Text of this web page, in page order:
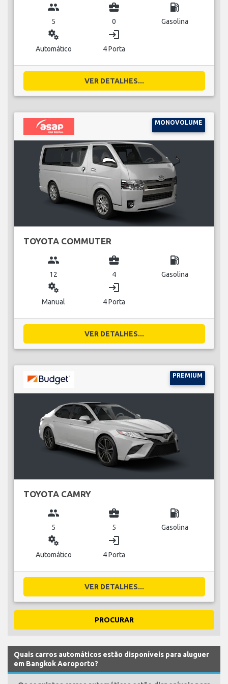
group
5
business_center
0
local_gas_station
Gasolina
miscellaneous_services
Automático
login
4 Porta
VER DETALHES...
MONOVOLUME
TOYOTA COMMUTER
group
12
business_center
4
local_gas_station
Gasolina
miscellaneous_services
Manual
login
4 Porta
VER DETALHES...
PREMIUM
TOYOTA CAMRY
group
5
business_center
5
local_gas_station
Gasolina
miscellaneous_services
Automático
login
4 Porta
VER DETALHES...
PROCURAR
Quais carros automáticos estão disponíveis para aluguer
em Bangkok Aeroporto?